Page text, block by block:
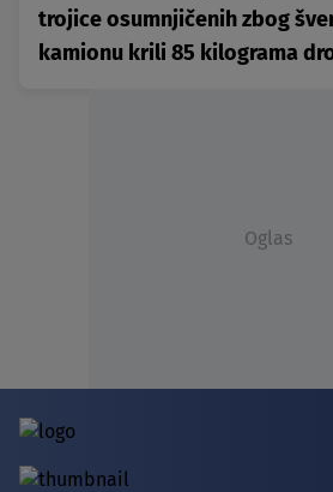
trojice osumnjičenih zbog
kamionu krili 85 kilograma
Oglas